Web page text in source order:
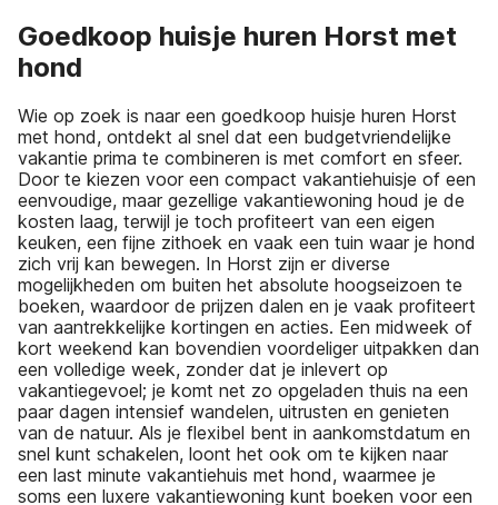
Goedkoop huisje huren Horst met
hond
Wie op zoek is naar een goedkoop huisje huren Horst
met hond, ontdekt al snel dat een budgetvriendelijke
vakantie prima te combineren is met comfort en sfeer.
Door te kiezen voor een compact vakantiehuisje of een
eenvoudige, maar gezellige vakantiewoning houd je de
kosten laag, terwijl je toch profiteert van een eigen
keuken, een fijne zithoek en vaak een tuin waar je hond
zich vrij kan bewegen. In Horst zijn er diverse
mogelijkheden om buiten het absolute hoogseizoen te
boeken, waardoor de prijzen dalen en je vaak profiteert
van aantrekkelijke kortingen en acties. Een midweek of
kort weekend kan bovendien voordeliger uitpakken dan
een volledige week, zonder dat je inlevert op
vakantiegevoel; je komt net zo opgeladen thuis na een
paar dagen intensief wandelen, uitrusten en genieten
van de natuur. Als je flexibel bent in aankomstdatum en
snel kunt schakelen, loont het ook om te kijken naar
een last minute vakantiehuis met hond, waarmee je
soms een luxere vakantiewoning kunt boeken voor een